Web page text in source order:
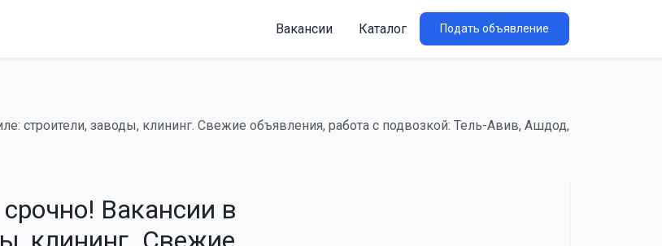
Вакансии Каталог Подать объявление
строители, заводы, клининг. Свежие объявления, работа с подвозкой: Тель-Авив, Ашдод,
Вакансии в